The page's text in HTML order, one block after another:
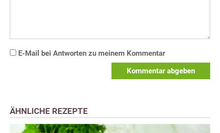
E-Mail bei Antworten zu meinem Kommentar
Kommentar abgeben
ÄHNLICHE REZEPTE